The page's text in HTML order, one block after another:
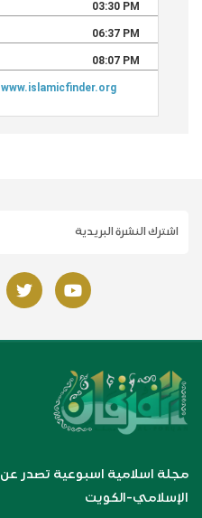
مجلة اسلامية اسبوعية تصدر عن
الإسلامي-الكويت